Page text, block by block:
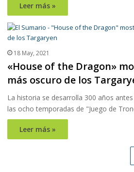
Leer más »
18 May, 2021
«House of the Dragon»
más oscuro de los
La historia se desarrolla 300 años
las ocho temporadas de "Juego de
Leer más »